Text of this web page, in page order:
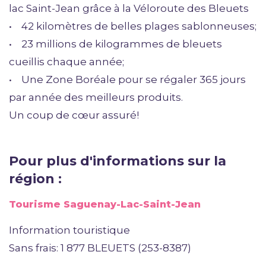
lac Saint-Jean grâce à la Véloroute des Bleuets
• 42 kilomètres de belles plages sablonneuses;
• 23 millions de kilogrammes de bleuets
cueillis chaque année;
• Une Zone Boréale pour se régaler 365 jours
par année des meilleurs produits.
Un coup de cœur assuré!
Pour plus d'informations sur la
région :
Tourisme Saguenay-Lac-Saint-Jean
Information touristique
Sans frais: 1 877 BLEUETS (253-8387)